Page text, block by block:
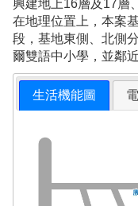
興建地上16層及17層
在地理位置上，本案
段，基地東側、北側
爾雙語中小學，並鄰
生活機能圖